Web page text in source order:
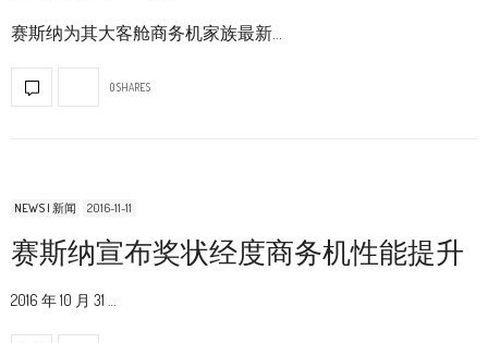
赛斯纳为其大客舱商务机家族最新…
0 SHARES
NEWS | 新闻 2016-11-11
赛斯纳宣布奖状经度商务机性能提升
2016 年 10 月 31 …